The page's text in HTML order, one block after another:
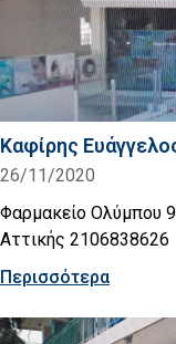
Kαφίρης
26/11/2020
Φαρμακείο Ολύμπου
Αττικής 2106838626
Περισσότερα